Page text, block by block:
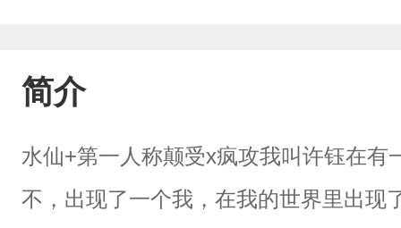
简介
水仙+第一人称颠受x疯攻我叫许钰在
不，出现了一个我，在我的世界里出现